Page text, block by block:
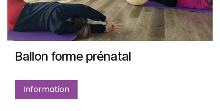
Ballon forme prénatal
Information